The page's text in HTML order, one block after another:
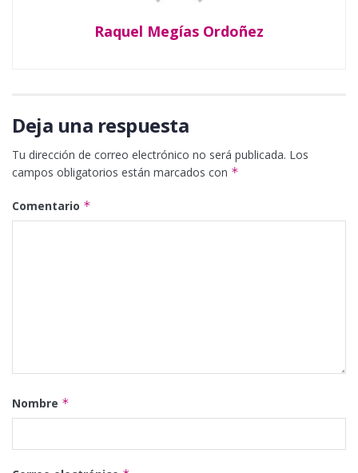
Raquel Megías Ordoñez
Deja una respuesta
Tu dirección de correo electrónico no será publicada. Los
campos obligatorios están marcados con *
Comentario *
Nombre *